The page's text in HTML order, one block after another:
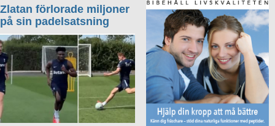
Zlatan förlorade miljoner
på sin padelsatsning